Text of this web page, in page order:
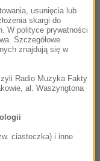
rzecznik
Andrzej
zawieraniem w
umów
organizacji
koncertu i
od grudnia
usunięcia lub
skargi do
W polityce prywatności
Szczegółowe
znajdują się w
Radio Muzyka Fakty
al. Waszyngtona
ciasteczka) i inne